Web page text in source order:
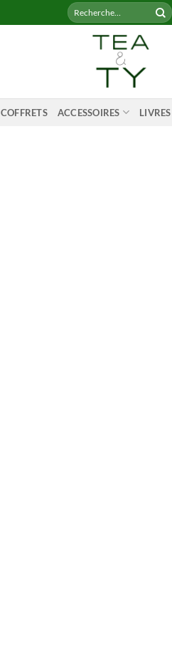
Recherche
pour :
COFFRETS ACCESSOIRES LIVRES